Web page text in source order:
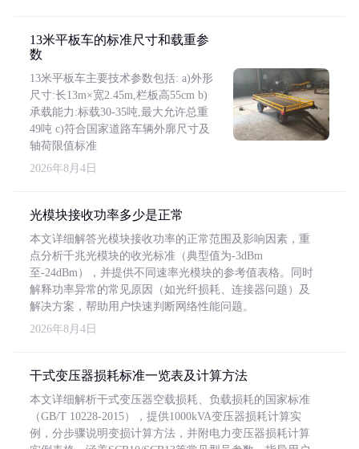
13米平板车的标准尺寸和载重参
数
13米平板车主要技术参数包括: a)外形
尺寸:长13m×宽2.45m,栏板高55cm b)
承载能力:标载30-35吨,最大允许总重
49吨 c)符合国家道路车辆外廓尺寸及
轴荷限值标准
2026年8月4日
光模块接收功率多少是正常
本文详细解答光模块接收功率的正常范围及影响因素，重
点分析千兆光模块的收光标准（典型值为-3dBm
至-24dBm），并提供不同速率光模块的参考值表格。同时
解释功率异常的常见原因（如光纤损耗、连接器问题）及
解决方案，帮助用户快速判断网络性能问题。
2026年8月4日
干式变压器损耗标准一览表及计算方法
本文详细解析干式变压器空载损耗、负载损耗的国家标准
（GB/T 10228-2015），提供1000kVA变压器损耗计算实
例，分步骤说明变损计算方法，并附电力变压器损耗计算